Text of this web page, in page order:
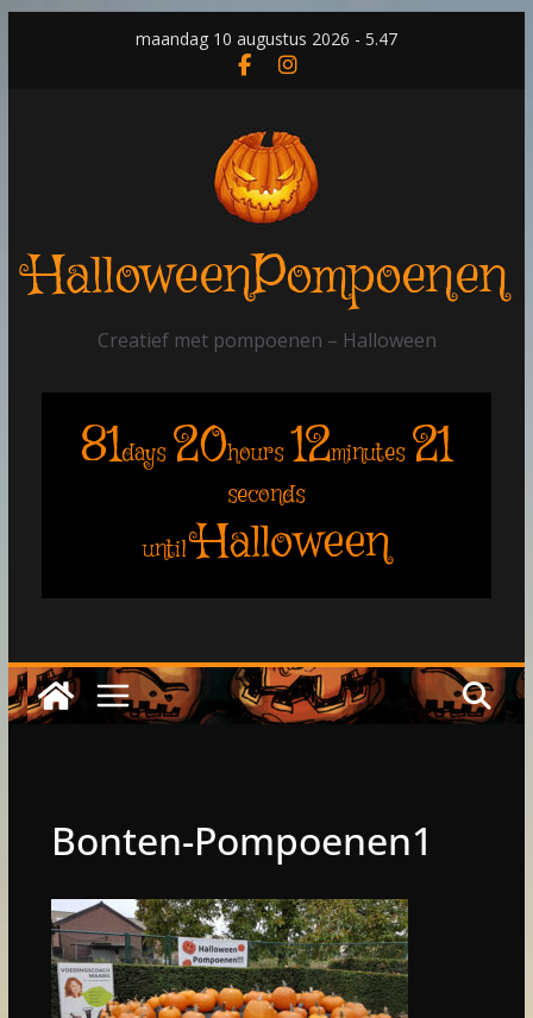
maandag 10 augustus 2026 - 5.47
HalloweenPompoenen
Creatief met pompoenen – Halloween
81days 20hours 12minutes 21
seconds
until Halloween
Bonten-Pompoenen1